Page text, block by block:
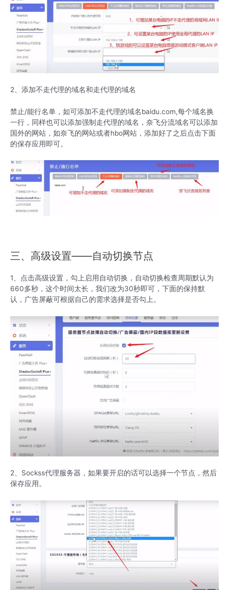
2、添加不走代理的域名和走代理的域名
禁止/能行名单，如可添加不走代理的域名baidu.com,每个域名换
一行，同样也可以添加强制走代理的域名，奈飞分流域名可以添加
国外的网站，如奈飞的网站或者hbo网站，添加好了之后点击下面
的保存应用即可。
三、高级设置——自动切换节点
1、点击高级设置，勾上启用自动切换，自动切换检查周期默认为
660多秒，这个时间太长，我们改为30秒即可，下面的保持默
认，广告屏蔽可根据自己的需求选择是否勾上。
2、Sockss代理服务器，如果要开启的话可以选择一个节点，然后
保存应用。